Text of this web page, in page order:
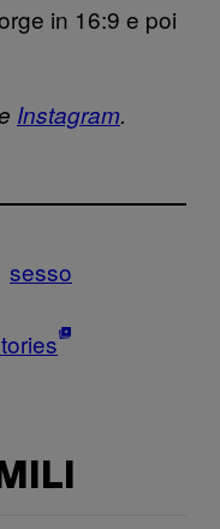
in 16:9 e poi
Instagram.
sesso